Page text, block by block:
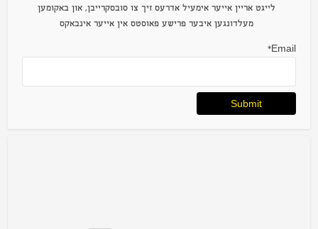
לייגט אריין אייער אימעיל אדרעס זיך צו סובסקרייבן, און באקומען
מעלדונגען איבער פרישע פאוסטס אין אייער אינבאקס
Email*